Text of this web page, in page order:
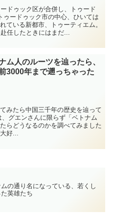
ドゥック区が合併し、トゥード
ゥードゥック市の中心、ひいては
ている新都市、トゥーティエム。
任したときにはまだ...
ム人のルーツを辿ったら、
3000年まで遡っちゃった
みたら中国三千年の歴史を辿って
グエンさんに限らず「ベトナム
らどうなるのかを調べてみました
好...
の通り名になっている、若くし
英雄たち